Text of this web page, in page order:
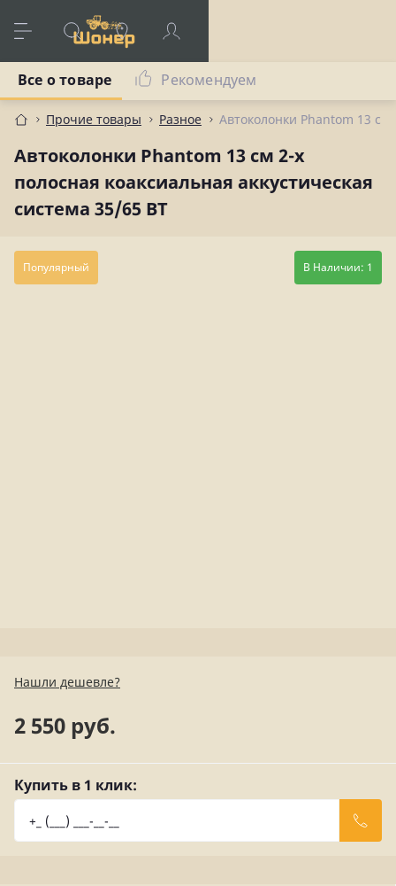
Прочие товары Разное Автоколонки Phantom 13 см
Автоколонки Phantom 13 см 2-х
полосная коаксиальная аккустическая
система 35/65 ВТ
Все о товаре Рекомендуем
Популярный В Наличии: 1
Нашли дешевле?
2 550 руб.
Купить в 1 клик: